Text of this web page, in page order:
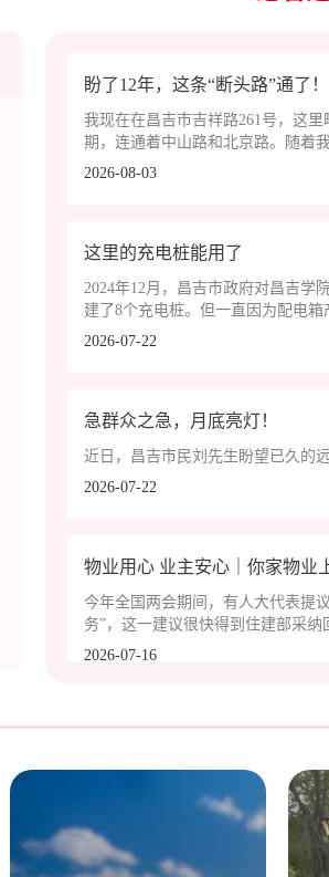
盼了12年，这条“断头路”通了！
我现在在昌吉市吉祥路261号，这
期，连通着中山路和北京路。随着
行，断了12年的吉祥路，今天正式
2026-08-03
这里的充电桩能用了
2024年12月，昌吉市政府对昌吉学
建了8个充电桩。但一直因为配电
不够、电压不稳，存在隐患，一直
桩闲置无法使用。从今年6月4日，
2026-07-22
急群众之急，月底亮灯！
近日，昌吉市民刘先生盼望已久的
2026-07-22
物业用心 业主安心｜你家物业
今年全国两会期间，有人大代表提
务”，这一建议很快得到住建部采纳
之所以备受关注，是因为它直接连
2026-07-16
近日，昌吉市佃坝镇东沟村二片区
映，煤改电施工挖开自家门前道路
响日常出行。经多部门协调研判，
定修复方案，预计 2026 年 10 月底
2026-07-15